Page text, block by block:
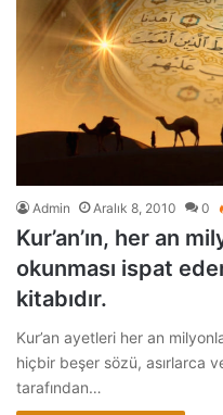
Admin Aralık 8, 2010 0
Kur’an’ın, her an
okunması ispat eder
kitabıdır.
Kur’an ayetleri her an
hiçbir beşer sözü, asırlarca
tarafından…